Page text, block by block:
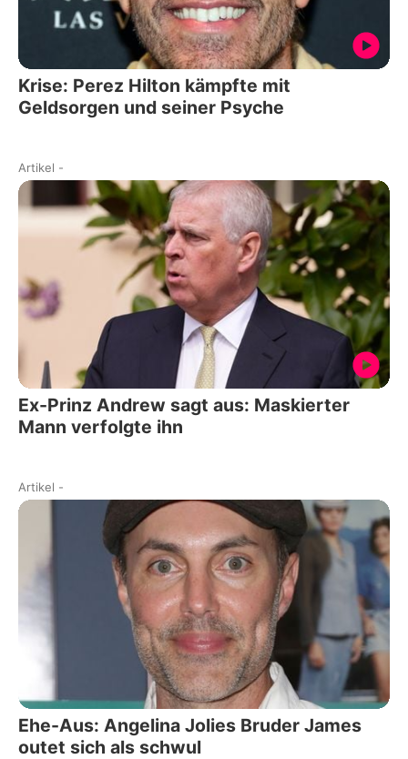
Krise: Perez Hilton kämpfte mit
Geldsorgen und seiner Psyche
Artikel -
Ex-Prinz Andrew sagt aus: Maskierter
Mann verfolgte ihn
Artikel -
Ehe-Aus: Angelina Jolies Bruder James
outet sich als schwul